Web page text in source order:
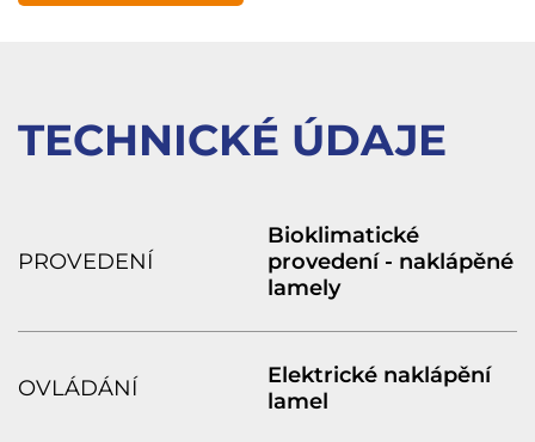
TECHNICKÉ ÚDAJE
PROVEDENÍ
Bioklimatické
provedení - naklápěné
lamely
OVLÁDÁNÍ
Elektrické naklápění
lamel